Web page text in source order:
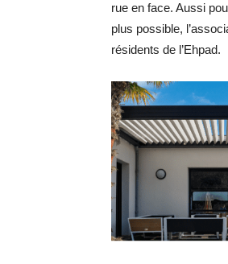
rue en face. Aussi
plus possible,
résidents de l’Ehpad.